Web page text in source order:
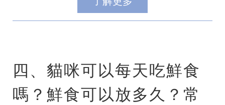
四、貓咪可以每天吃鮮食
嗎？鮮食可以放多久？常